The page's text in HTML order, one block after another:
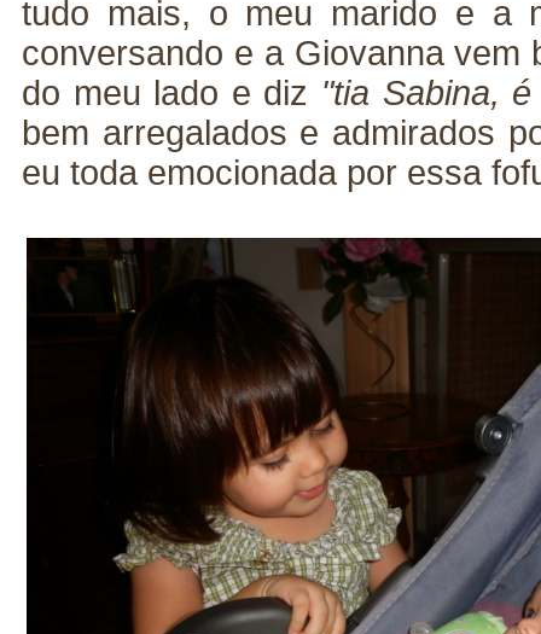
tudo mais, o meu marido e a
conversando e a Giovanna vem
do meu lado e diz "tia Sabina,
bem arregalados e admirados
eu toda emocionada por essa